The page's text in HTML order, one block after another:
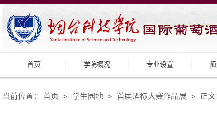
首页 学院概况 专业设置
当前位置： 首页 > 学生园地 > 首届酒标大赛作品展 > 正文